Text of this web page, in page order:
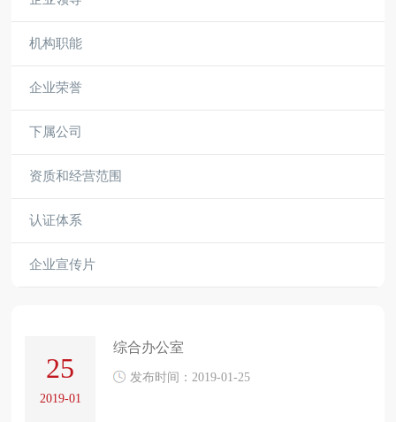
机构职能
企业荣誉
下属公司
资质和经营范围
认证体系
企业宣传片
25
2019-01
综合办公室
发布时间：2019-01-25